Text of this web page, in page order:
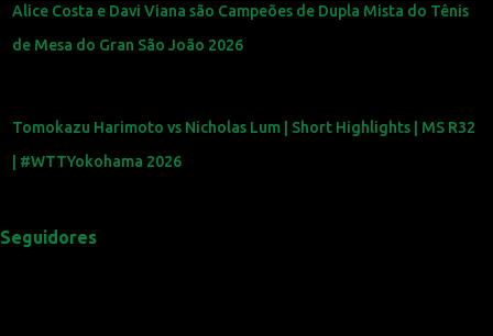
Alice Costa e Davi Viana são Campeões de Dupla Mista do Tênis
de Mesa do Gran São João 2026
Tomokazu Harimoto vs Nicholas Lum | Short Highlights | MS R32
| #WTTYokohama 2026
Seguidores